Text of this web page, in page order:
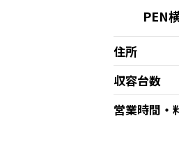
PEN
住所
収容台数
営業時間・